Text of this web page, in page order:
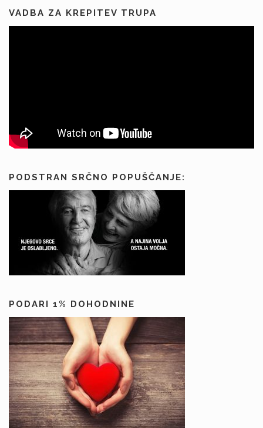
VADBA ZA KREPITEV TRUPA
PODSTRAN SRČNO POPUŠČANJE:
PODARI 1% DOHODNINE